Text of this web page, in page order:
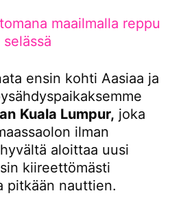
maailmalla reppu
selässä
ensin kohti Aasiaa ja
Kuala Lumpur, joka
ilman
aloittaa uusi
kiireettömästi
pitkään nauttien.